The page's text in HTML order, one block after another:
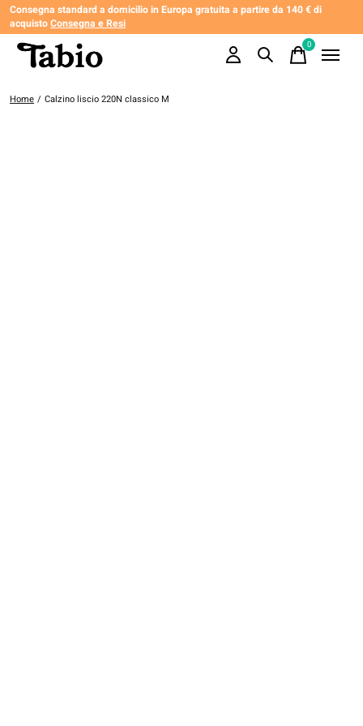
Consegna standard a domicilio in Europa gratuita a partire da 140 € di
acquistoConsegna e Resi
0items
Home / Calzino liscio 220N classico M